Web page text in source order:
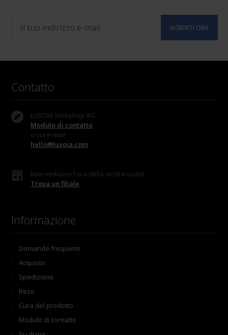
Contatto
LUXOIA Webshop AG
Modulo di contatto
o via e-mail
hello@luxoia.com
Non vediamo l'ora della vostra visita!
Trova un filiale
Informazione
Domande frequenti
Acquisto
Spedizione
Reso
Cura del prodotto
Modulo di contatto